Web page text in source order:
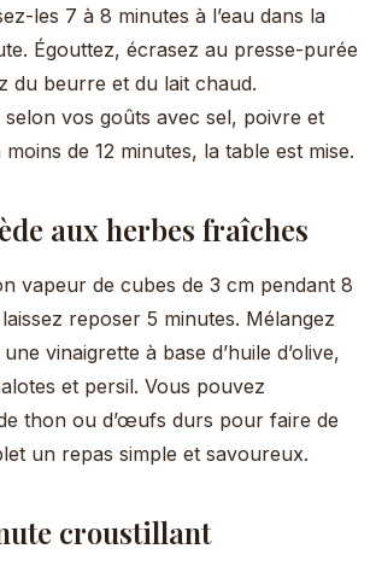
les 7 à 8 minutes à l’eau dans la
Égouttez, écrasez au presse-purée
du beurre et du lait chaud.
selon vos goûts avec sel, poivre et
moins de 12 minutes, la table est mise.
aux herbes fraîches
vapeur de cubes de 3 cm pendant 8
reposer 5 minutes. Mélangez
vinaigrette à base d’huile d’olive,
et persil. Vous pouvez
thon ou d’œufs durs pour faire de
un repas simple et savoureux.
croustillant